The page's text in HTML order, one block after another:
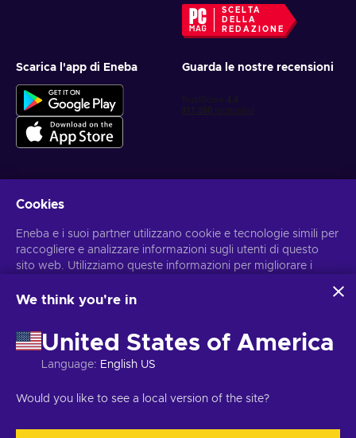
SCELTA
DELLA
REDAZIONE
Scarica l'app di Eneba Guarda le nostre recensioni
Ottieni offerte di gioco personalizzate
Iscriviti
Puoi annullare l'iscrizione in qualsiasi momento. Visital'informativa
Copyright © 2026 Eneba. Tutti i diritti sono riservati. JSC ‘’Helis play’’,
Cookies
Eneba e i suoi partner utilizzano cookie e tecnologie simili per
raccogliere e analizzare informazioni sugli utenti di questo
sito web. Utilizziamo queste informazioni per migliorare i
personali potrebbero anche essere usati per personalizzare
Cliccando su “Accetta tutto”, acconsenti all'uso di queste
tecnologie da parte di Eneba e dei suoi partner. Puoi
modificare il tuo consenso cliccando su “Personalizza”.
da parte di Google, consulta Sicurezza e privacy di Google
We think you're in
United States of America
Language: English US
Would you like to see a local version of the site?